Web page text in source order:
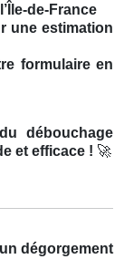
de-France
une estimation
formulaire en
débouchage
et efficace ! 🚀
dégorgement